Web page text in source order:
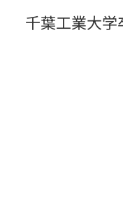
千葉工業大